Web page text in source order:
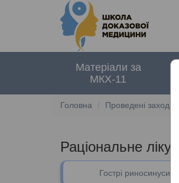
Матеріали за
МКХ-11
Головна Проведені заходи
Раціональне
Гострі риносинусити